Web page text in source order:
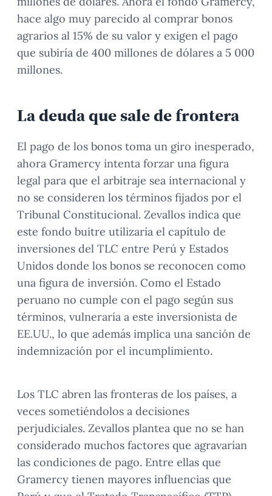
hace algo muy parecido al comprar bonos
agrarios al 15% de su valor y exigen el pago
que subiría de 400 millones de dólares a 5 000
millones.
La deuda que sale de frontera
El pago de los bonos toma un giro inesperado,
ahora Gramercy intenta forzar una figura
legal para que el arbitraje sea internacional y
no se consideren los términos fijados por el
Tribunal Constitucional. Zevallos indica que
este fondo buitre utilizaría el capítulo de
inversiones del TLC entre Perú y Estados
Unidos donde los bonos se reconocen como
una figura de inversión. Como el Estado
peruano no cumple con el pago según sus
términos, vulneraría a este inversionista de
EE.UU., lo que además implica una sanción de
indemnización por el incumplimiento.
Los TLC abren las fronteras de los países, a
veces sometiéndolos a decisiones
perjudiciales. Zevallos plantea que no se han
considerado muchos factores que agravarían
las condiciones de pago. Entre ellas que
Gramercy tienen mayores influencias que